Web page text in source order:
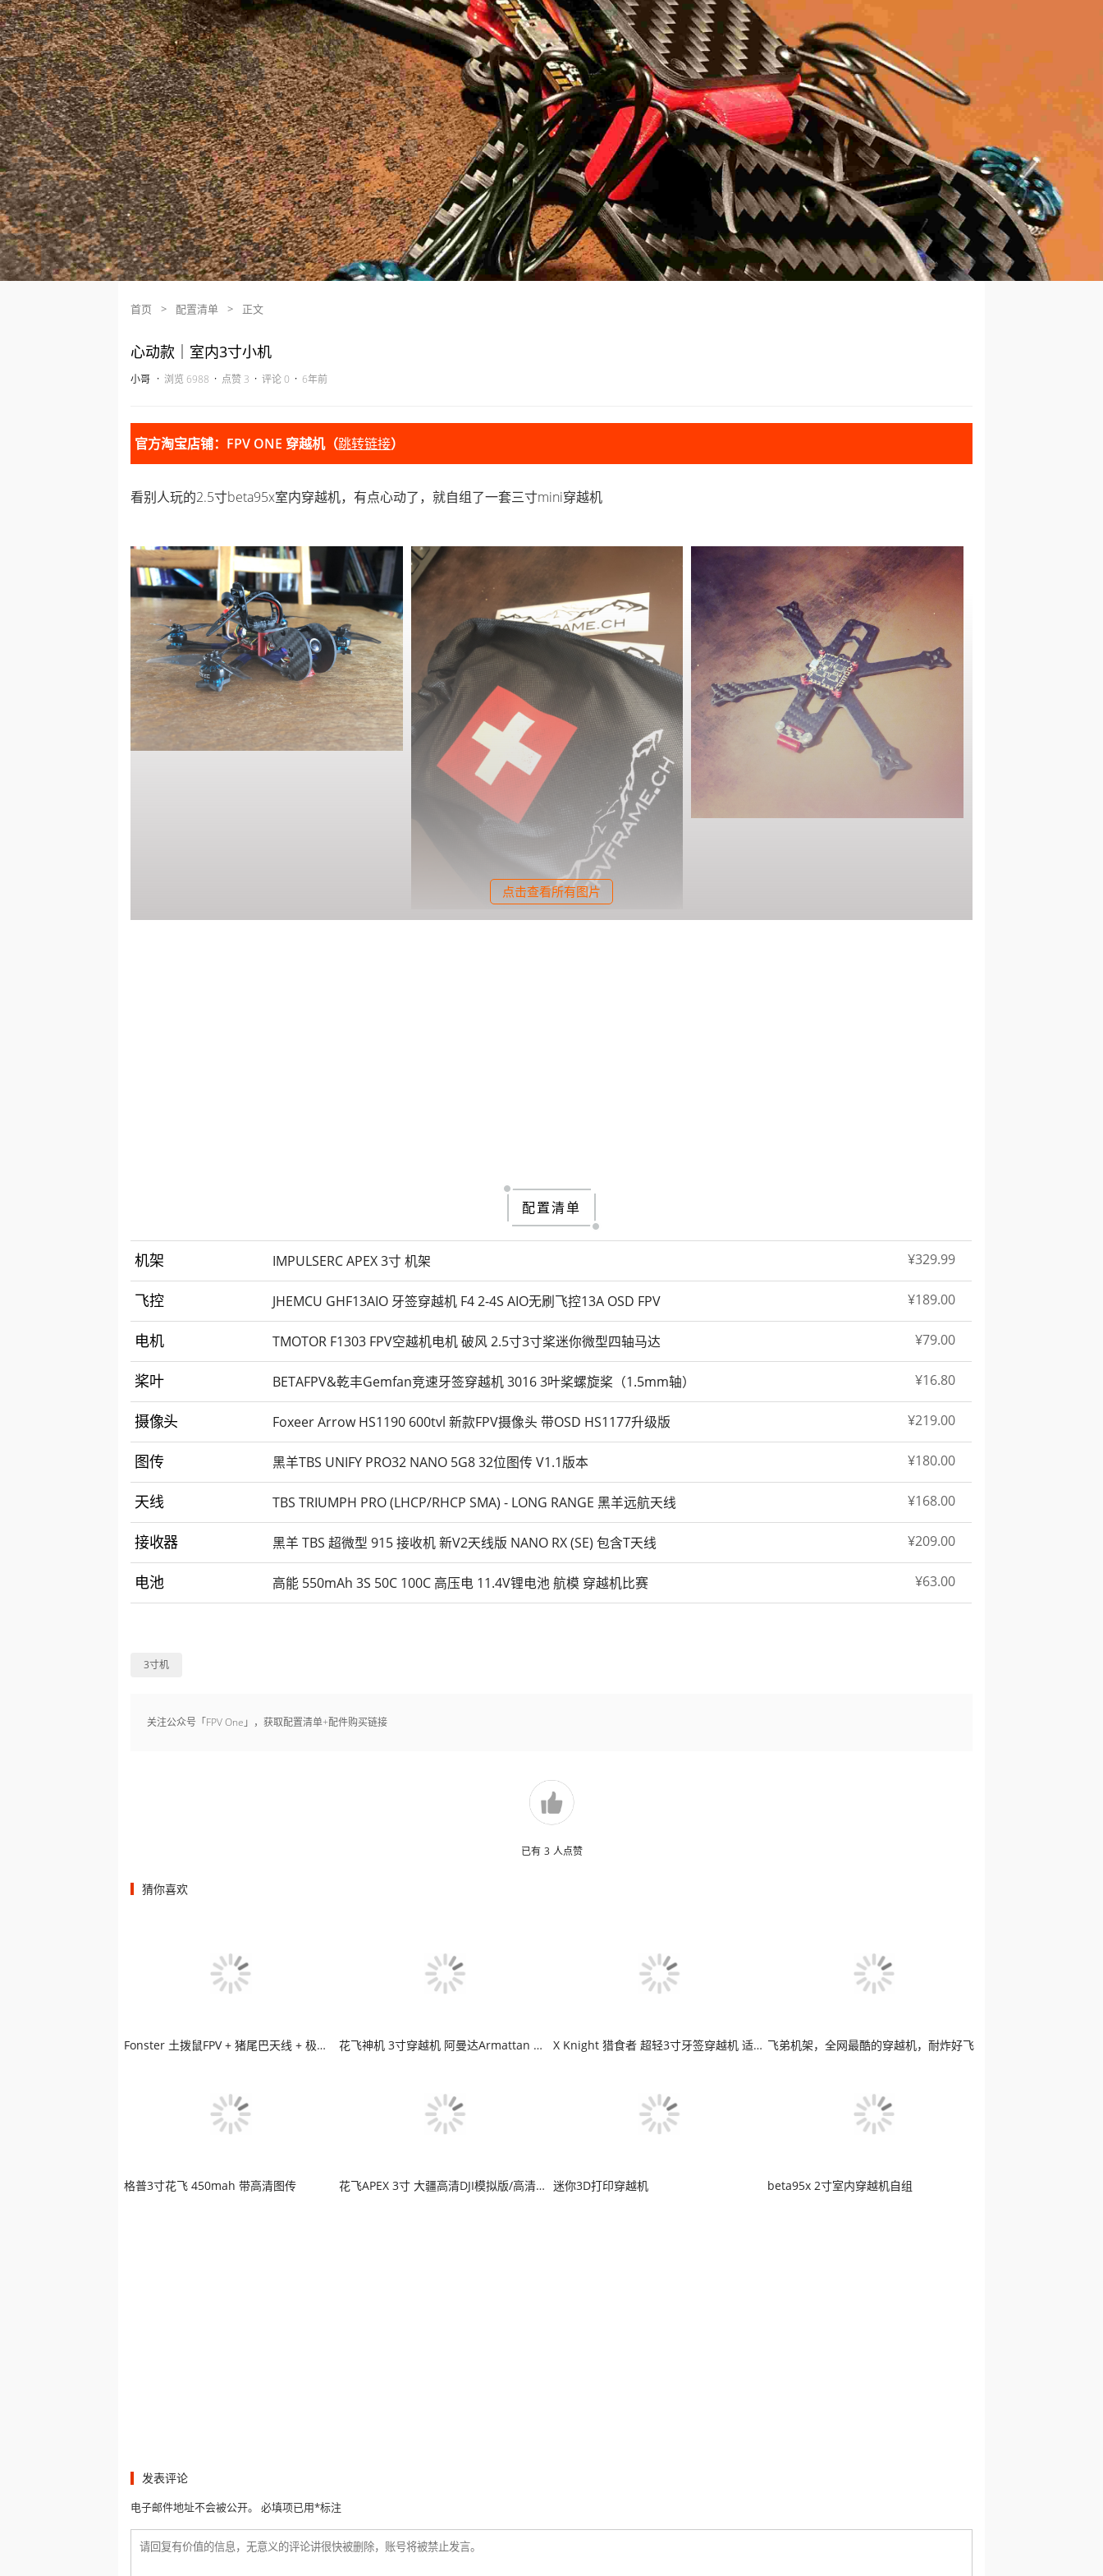
首页 > 配置清单 > 正文
心动款｜室内3寸小机
小哥 · 浏览 6988 · 点赞 3 · 评论 0 · 6年前
官方淘宝店铺：FPV ONE 穿越机（跳转链接）
看别人玩的2.5寸beta95x室内穿越机，有点心动了，就自组了一套三寸mini穿越机
点击查看所有图片
配置清单
机架 IMPULSERC APEX 3寸 机架 ¥329.99
飞控 JHEMCU GHF13AIO 牙签穿越机 F4 2-4S AIO无刷飞控13A OSD FPV ¥189.00
电机 TMOTOR F1303 FPV空越机电机 破风 2.5寸3寸桨迷你微型四轴马达 ¥79.00
桨叶 BETAFPV&乾丰Gemfan竞速牙签穿越机 3016 3叶桨螺旋桨（1.5mm轴） ¥16.80
摄像头 Foxeer Arrow HS1190 600tvl 新款FPV摄像头 带OSD HS1177升级版 ¥219.00
图传 黑羊TBS UNIFY PRO32 NANO 5G8 32位图传 V1.1版本 ¥180.00
天线 TBS TRIUMPH PRO (LHCP/RHCP SMA) - LONG RANGE 黑羊远航天线 ¥168.00
接收器 黑羊 TBS 超微型 915 接收机 新V2天线版 NANO RX (SE) 包含T天线 ¥209.00
电池 高能 550mAh 3S 50C 100C 高压电 11.4V锂电池 航模 穿越机比赛 ¥63.00
3寸机
关注公众号「FPV One」，获取配置清单+配件购买链接
已有 3 人点赞
猜你喜欢
Fonster 土拨鼠FPV + 猪尾巴天线 + 极光高清图传 花飞神机 3寸穿越机 阿曼达Armattan 黑羊图传 X Knight 猎食者 超轻3寸牙签穿越机 适合花飞 飞弟机架，全网最酷的穿越机，耐炸好飞
格普3寸花飞 450mah 带高清图传 花飞APEX 3寸 大疆高清DJI模拟版/高清版 配置清单 迷你3D打印穿越机 beta95x 2寸室内穿越机自组
发表评论
电子邮件地址不会被公开。 必填项已用*标注